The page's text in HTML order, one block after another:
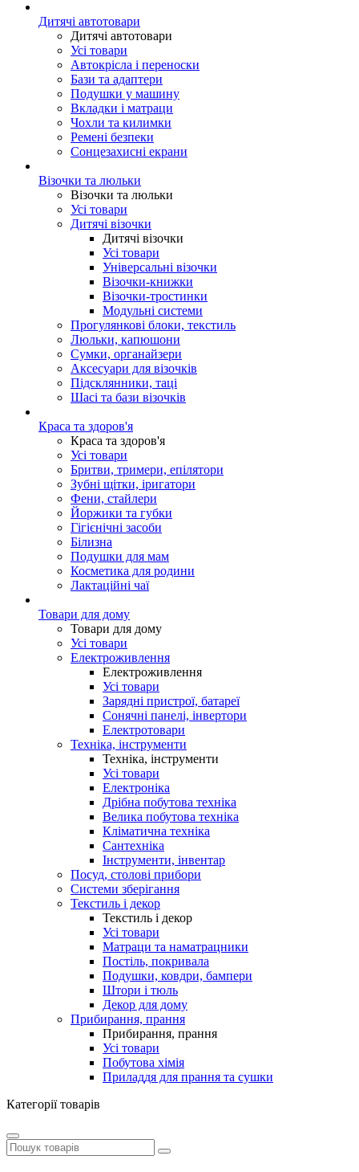
Дитячі автотовари
Дитячі автотовари
Усі товари
Автокрісла і переноски
Бази та адаптери
Подушки у машину
Вкладки і матраци
Чохли та килимки
Ремені безпеки
Сонцезахисні екрани
Візочки та люльки
Візочки та люльки
Усі товари
Дитячі візочки
Дитячі візочки
Усі товари
Універсальні візочки
Візочки-книжки
Візочки-тростинки
Модульні системи
Прогулянкові блоки, текстиль
Люльки, капюшони
Сумки, органайзери
Аксесуари для візочків
Підсклянники, таці
Шасі та бази візочків
Краса та здоров'я
Краса та здоров'я
Усі товари
Бритви, тримери, епілятори
Зубні щітки, іригатори
Фени, стайлери
Йоржики та губки
Гігієнічні засоби
Білизна
Подушки для мам
Косметика для родини
Лактаційні чаї
Товари для дому
Товари для дому
Усі товари
Електроживлення
Електроживлення
Усі товари
Зарядні пристрої, батареї
Сонячні панелі, інвертори
Електротовари
Техніка, інструменти
Техніка, інструменти
Усі товари
Електроніка
Дрібна побутова техніка
Велика побутова техніка
Кліматична техніка
Сантехніка
Інструменти, інвентар
Посуд, столові прибори
Системи зберігання
Текстиль і декор
Текстиль і декор
Усі товари
Матраци та наматрацники
Постіль, покривала
Подушки, ковдри, бампери
Штори і тюль
Декор для дому
Прибирання, прання
Прибирання, прання
Усі товари
Побутова хімія
Приладдя для прання та сушки
Категорії товарів